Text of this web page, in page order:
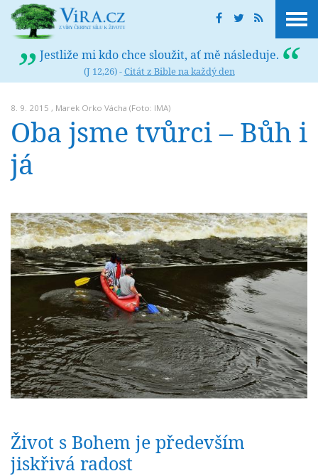
Jestliže mi kdo chce sloužit, ať mě následuje.
(J 12,26) -Citát z Bible na každý den
8. 9. 2015 , Marek Orko Vácha (Foto: IMA)
Oba jsme tvůrci – Bůh i
já
Život s Bohem je především
jiskřivá radost